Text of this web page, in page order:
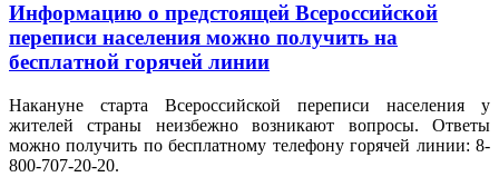
Информацию о предстоящей Всероссийской
переписи населения можно получить на
бесплатной горячей линии
Накануне старта Всероссийской переписи населения у
жителей страны неизбежно возникают вопросы. Ответы
можно получить по бесплатному телефону горячей линии: 8-
800-707-20-20.